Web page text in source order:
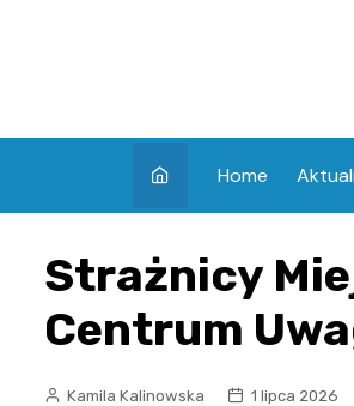
Home
Strażnicy
Centrum
Kamila Kalinowska 1 lipca 2026